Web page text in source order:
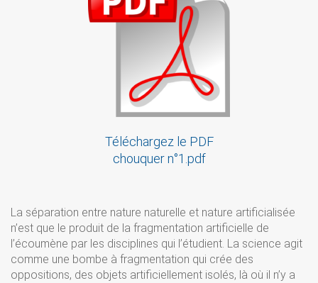
Téléchargez le PDF
chouquer n°1.pdf
La séparation entre nature naturelle et nature artificialisée
n’est que le produit de la fragmentation artificielle de
l’écoumène par les disciplines qui l’étudient. La science agit
comme une bombe à fragmentation qui crée des
oppositions, des objets artificiellement isolés, là où il n’y a